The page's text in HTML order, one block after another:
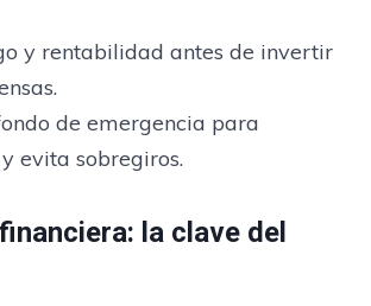
y rentabilidad antes de invertir
de emergencia para
evita sobregiros.
la clave del